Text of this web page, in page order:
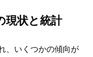
現状と統計
、いくつかの傾向が